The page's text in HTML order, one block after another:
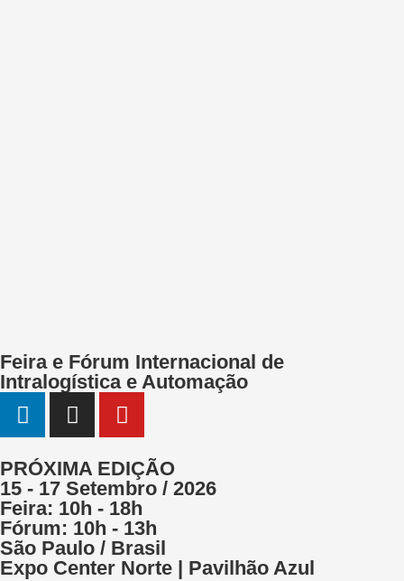
Feira e Fórum Internacional de
Intralogística e Automação
PRÓXIMA EDIÇÃO
15 - 17 Setembro / 2026
Feira: 10h - 18h
Fórum: 10h - 13h
São Paulo / Brasil
Expo Center Norte | Pavilhão Azul